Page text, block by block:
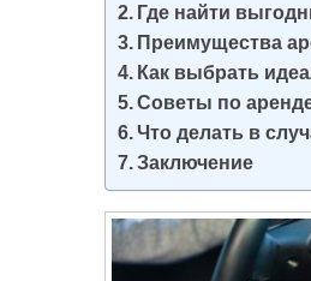
Где найти
Преимущества
Как выбрать
Советы по
Что делать в
Заключение